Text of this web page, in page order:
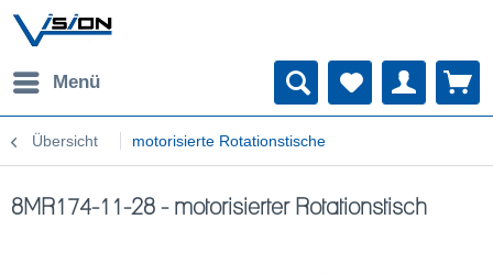
Menü
Übersicht motorisierte Rotationstische
8MR174-11-28 - motorisierter Rotationstisch